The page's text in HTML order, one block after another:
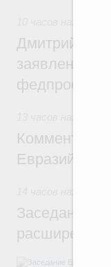
Дмитрий
заявлений
федпроекта
Заседание